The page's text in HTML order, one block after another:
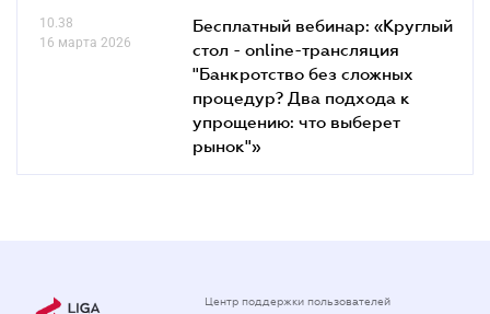
10.38
16 марта 2026
Бесплатный вебинар: «Круглый
стол - online-трансляция
"Банкротство без сложных
процедур? Два подхода к
упрощению: что выберет
рынок"»
Центр поддержки пользователей